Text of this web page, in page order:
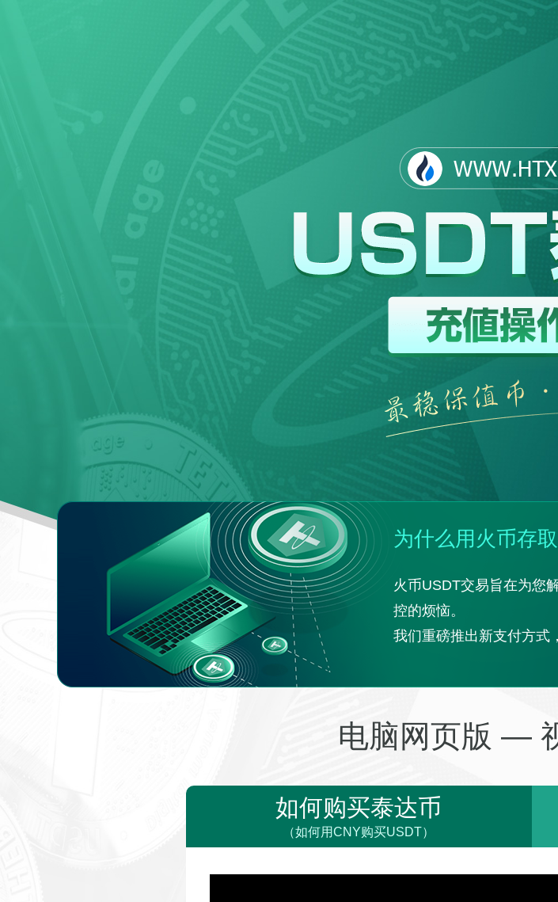
为什么用火币存
火币USDT交易旨在为您
控的烦恼。
我们重磅推出新支付方式
电脑网页版 —
如何购买泰达币
（如何用CNY购买USDT）